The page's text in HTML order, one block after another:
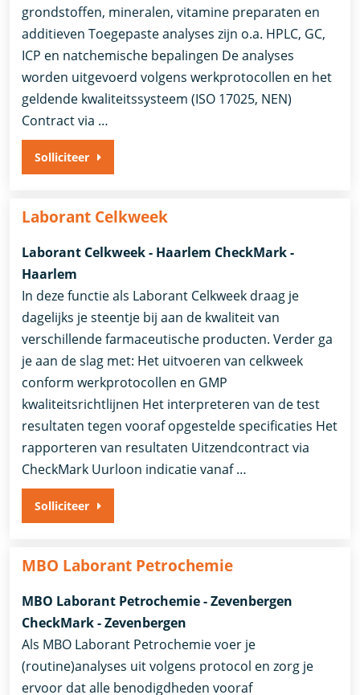
grondstoffen, mineralen, vitamine preparaten en
additieven Toegepaste analyses zijn o.a. HPLC, GC,
ICP en natchemische bepalingen De analyses
worden uitgevoerd volgens werkprotocollen en het
geldende kwaliteitssysteem (ISO 17025, NEN)
Contract via …
Solliciteer
Laborant Celkweek
Laborant Celkweek - Haarlem CheckMark -
Haarlem
In deze functie als Laborant Celkweek draag je
dagelijks je steentje bij aan de kwaliteit van
verschillende farmaceutische producten. Verder ga
je aan de slag met: Het uitvoeren van celkweek
conform werkprotocollen en GMP
kwaliteitsrichtlijnen Het interpreteren van de test
resultaten tegen vooraf opgestelde specificaties Het
rapporteren van resultaten Uitzendcontract via
CheckMark Uurloon indicatie vanaf …
Solliciteer
MBO Laborant Petrochemie
MBO Laborant Petrochemie - Zevenbergen
CheckMark - Zevenbergen
Als MBO Laborant Petrochemie voer je
(routine)analyses uit volgens protocol en zorg je
ervoor dat alle benodigdheden vooraf